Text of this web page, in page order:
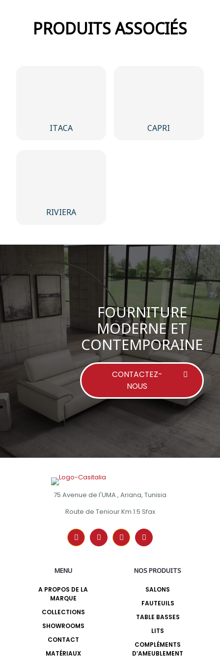
PRODUITS ASSOCIÉS
ITACA CAPRI
RIVIERA
FOURNITURE
MODERNE ET
CONTEMPORAINE
CONTACTEZ-
NOUS
75 Avenue de l'UMA , Ariana, Tunisia
Route de Teniour Km 1.5 Sfax
MENU
A PROPOS DE LA
MARQUE
COLLECTIONS
SHOWROOMS
CONTACT
MATÉRIAUX
NOS PRODUITS
SALONS
FAUTEUILS
TABLE BASSES
LITS
COMPLÉMENTS
D’AMEUBLEMENT